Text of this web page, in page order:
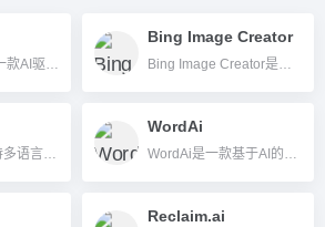
DreamPic.AI是一款AI驱动的个性化图像生成工具，支持多风格艺术转换、高分辨率输出和个人专属定制。
Bing Image Creator
Bing Image Creator是微软推出的AI图片插画生成工具，用户只需输入描述，即可快速生成高质量图片，完全免费且操作简单。
Texta是一款支持多语言、具备丰富模板和SEO优化功能的AI写作工具，适合内容创作者和企业高效自动生成优质文本。
WordAi
WordAi是一款基于AI的高质量文本改写工具，支持多语言，高原创度，适合SEO、内容营销和自媒体等多场景。
Reclaim.ai